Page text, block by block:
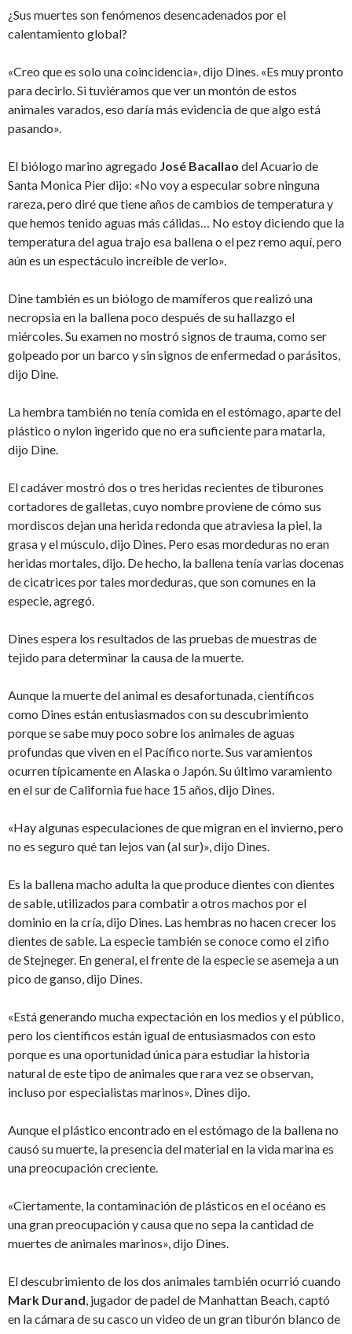
¿Sus muertes son fenómenos desencadenados por el
calentamiento global?
«Creo que es solo una coincidencia», dijo Dines. «Es muy pronto
para decirlo. Si tuviéramos que ver un montón de estos
animales varados, eso daría más evidencia de que algo está
pasando».
El biólogo marino agregado José Bacallao del Acuario de
Santa Monica Pier dijo: «No voy a especular sobre ninguna
rareza, pero diré que tiene años de cambios de temperatura y
que hemos tenido aguas más cálidas… No estoy diciendo que la
temperatura del agua trajo esa ballena o el pez remo aquí, pero
aún es un espectáculo increíble de verlo».
Dine también es un biólogo de mamíferos que realizó una
necropsia en la ballena poco después de su hallazgo el
miércoles. Su examen no mostró signos de trauma, como ser
golpeado por un barco y sin signos de enfermedad o parásitos,
dijo Dine.
La hembra también no tenía comida en el estómago, aparte del
plástico o nylon ingerido que no era suficiente para matarla,
dijo Dine.
El cadáver mostró dos o tres heridas recientes de tiburones
cortadores de galletas, cuyo nombre proviene de cómo sus
mordiscos dejan una herida redonda que atraviesa la piel, la
grasa y el músculo, dijo Dines. Pero esas mordeduras no eran
heridas mortales, dijo. De hecho, la ballena tenía varias docenas
de cicatrices por tales mordeduras, que son comunes en la
especie, agregó.
Dines espera los resultados de las pruebas de muestras de
tejido para determinar la causa de la muerte.
Aunque la muerte del animal es desafortunada, científicos
como Dines están entusiasmados con su descubrimiento
porque se sabe muy poco sobre los animales de aguas
profundas que viven en el Pacífico norte. Sus varamientos
ocurren típicamente en Alaska o Japón. Su último varamiento
en el sur de California fue hace 15 años, dijo Dines.
«Hay algunas especulaciones de que migran en el invierno, pero
no es seguro qué tan lejos van (al sur)», dijo Dines.
Es la ballena macho adulta la que produce dientes con dientes
de sable, utilizados para combatir a otros machos por el
dominio en la cría, dijo Dines. Las hembras no hacen crecer los
dientes de sable. La especie también se conoce como el zifio
de Stejneger. En general, el frente de la especie se asemeja a un
pico de ganso, dijo Dines.
«Está generando mucha expectación en los medios y el público,
pero los científicos están igual de entusiasmados con esto
porque es una oportunidad única para estudiar la historia
natural de este tipo de animales que rara vez se observan,
incluso por especialistas marinos». Dines dijo.
Aunque el plástico encontrado en el estómago de la ballena no
causó su muerte, la presencia del material en la vida marina es
una preocupación creciente.
«Ciertamente, la contaminación de plásticos en el océano es
una gran preocupación y causa que no sepa la cantidad de
muertes de animales marinos», dijo Dines.
El descubrimiento de los dos animales también ocurrió cuando
Mark Durand, jugador de padel de Manhattan Beach, captó
en la cámara de su casco un video de un gran tiburón blanco de